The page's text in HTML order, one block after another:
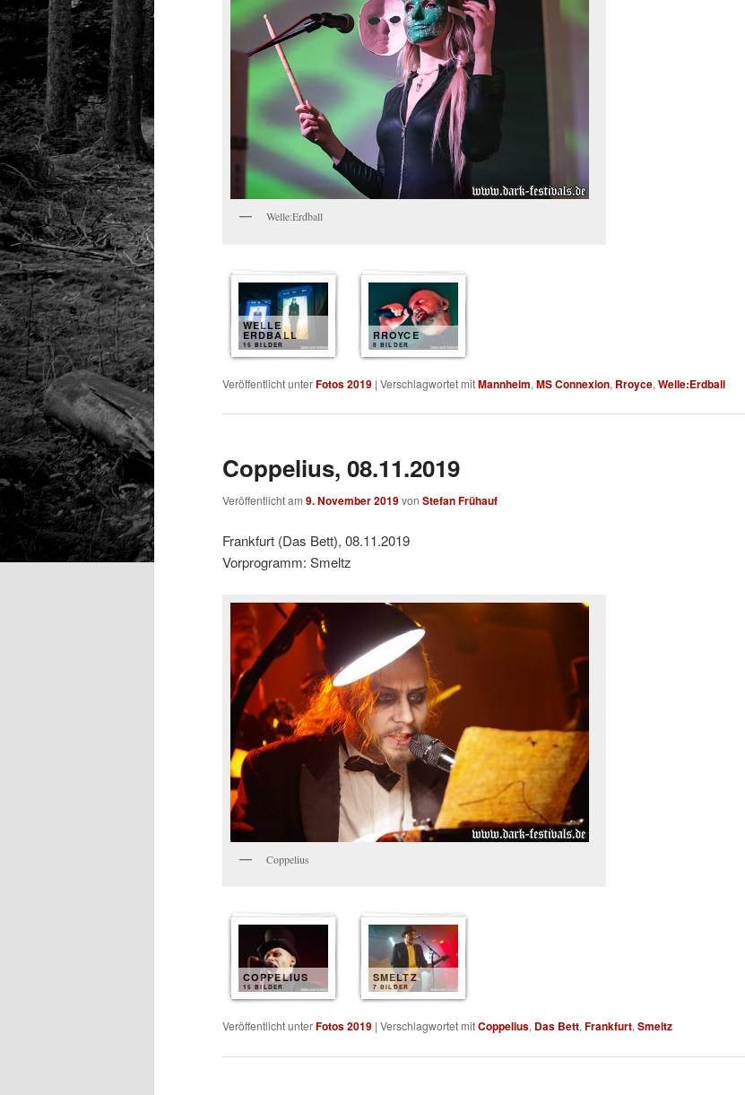
Welle:Erdball
WELLE
ERDBALL
15 BILDER
RROYCE
8 BILDER
Veröffentlicht unterFotos 2019 | Verschlagwortet mitMannheim, MS Connexion, Rroyce, Welle:Erdball
Coppelius, 08.11.2019
Veröffentlicht am 9. November 2019von Stefan Frühauf
Frankfurt (Das Bett), 08.11.2019
Vorprogramm: Smeltz
Coppelius
COPPELIUS
15 BILDER
SMELTZ
7 BILDER
Veröffentlicht unterFotos 2019 | Verschlagwortet mitCoppelius, Das Bett, Frankfurt, Smeltz